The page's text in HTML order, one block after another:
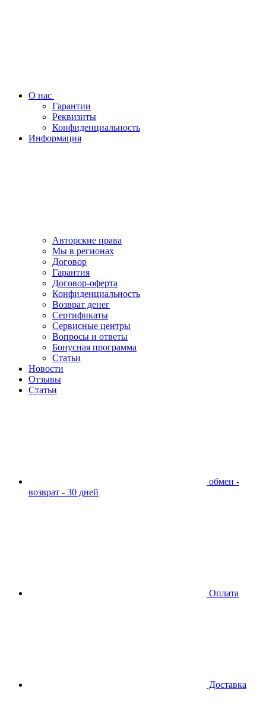
О нас
Гарантии
Реквизиты
Конфиденциальность
Информация
Авторские права
Мы в регионах
Договор
Гарантия
Договор-оферта
Конфиденциальность
Возврат денег
Сертификаты
Сервисные центры
Вопросы и ответы
Бонусная программа
Статьи
Новости
Отзывы
Статьи
обмен -
возврат - 30 дней
Оплата
Доставка